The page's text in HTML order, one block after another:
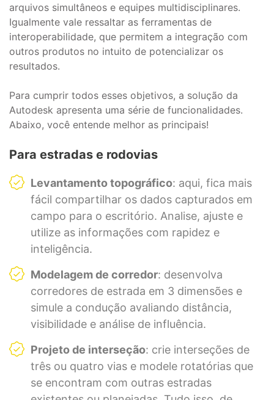
arquivos simultâneos e equipes multidisciplinares.
Igualmente vale ressaltar as ferramentas de
interoperabilidade, que permitem a integração com
outros produtos no intuito de potencializar os
resultados.
Para cumprir todos esses objetivos, a solução da
Autodesk apresenta uma série de funcionalidades.
Abaixo, você entende melhor as principais!
Para estradas e rodovias
Levantamento topográfico: aqui, fica mais
fácil compartilhar os dados capturados em
campo para o escritório. Analise, ajuste e
utilize as informações com rapidez e
inteligência.
Modelagem de corredor: desenvolva
corredores de estrada em 3 dimensões e
simule a condução avaliando distância,
visibilidade e análise de influência.
Projeto de interseção: crie interseções de
três ou quatro vias e modele rotatórias que
se encontram com outras estradas